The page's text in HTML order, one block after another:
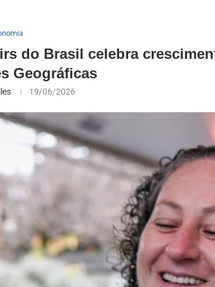
do Brasil celebra
Geográficas
19/06/2026